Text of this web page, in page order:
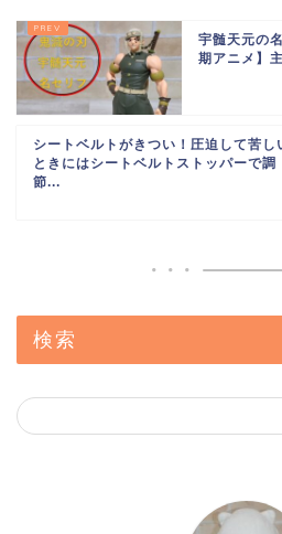
宇髄天元の
期アニメ】
シートベルトがきつい！圧迫して苦し
ときにはシートベルトストッパーで調
節...
検索